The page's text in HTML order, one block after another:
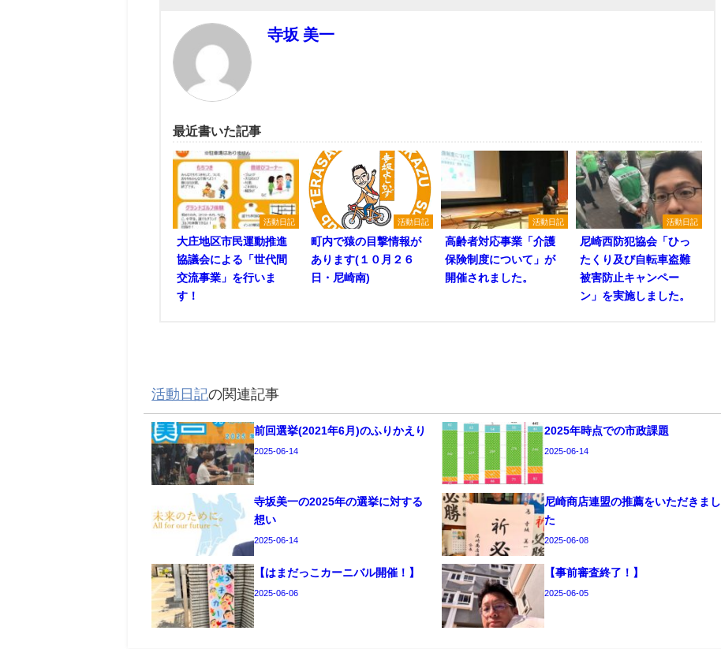
寺坂 美一
最近書いた記事
活動日記
大庄地区市民運動推進
協議会による「世代間
交流事業」を行いま
す！
活動日記
町内で猿の目撃情報が
あります(１０月２６
日・尼崎南)
活動日記
高齢者対応事業「介護
保険制度について」が
開催されました。
活動日記
尼崎西防犯協会「ひっ
たくり及び自転車盗難
被害防止キャンペー
ン」を実施しました。
活動日記の関連記事
前回選挙(2021年6月)のふりかえり
2025-06-14
2025年時点での市政課題
2025-06-14
寺坂美一の2025年の選挙に対する
想い
2025-06-14
尼崎商店連盟の推薦をいただきまし
た
2025-06-08
【はまだっこカーニバル開催！】
2025-06-06
【事前審査終了！】
2025-06-05